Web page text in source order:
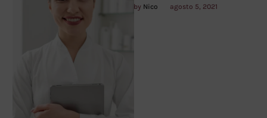
meaningful relationships. I
by Nico agosto 5, 2021